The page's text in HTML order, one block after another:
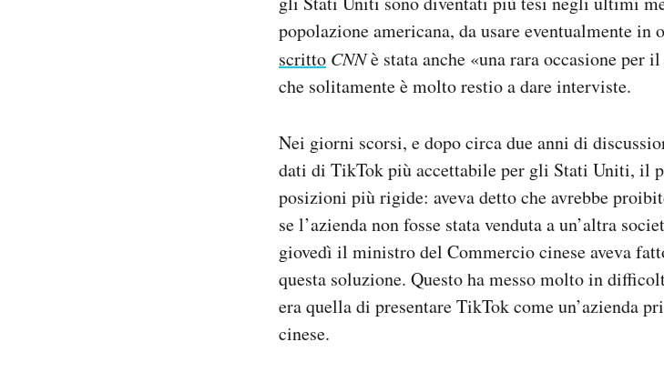
popolazione americana, da usare eventualmente
scritto CNNè stata anche «una rara occasione per
che solitamente è molto restio a dare interviste.
Nei giorni scorsi, e dopo circa due anni di
dati di TikTok più accettabile per gli Stati Uniti, il
posizioni più rigide: aveva detto che avrebbe
se l’azienda non fosse stata venduta a un’altra
giovedì il ministro del Commercio cinese aveva
questa soluzione. Questo ha messo molto in
era quella di presentare TikTok come un’azienda
cinese.